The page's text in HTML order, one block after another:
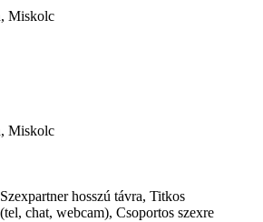
Miskolc
Miskolc
hosszú távra, Titkos
chat, webcam), Csoportos szexre